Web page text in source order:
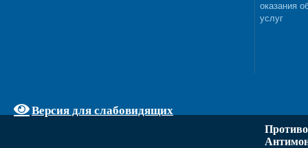
Версия для слабовидящих
оказания
услуг